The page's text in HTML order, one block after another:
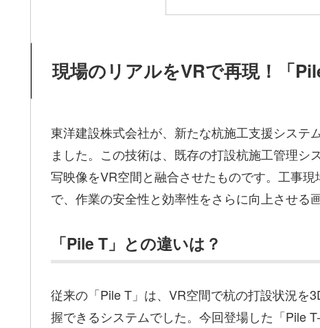
現場のリアルをVRで再現！「
東洋建設株式会社が、新たな杭施工支援システ
ました。この技術は、既存の打設杭施工管理
写映像をVR空間と融合させたものです。工事
で、作業の安全性と効率性をさらに向上させる
「Pile T」との違いは？
従来の「Pile T」は、VR空間で杭の打設状況を
握できるシステムでした。今回登場した「Pile